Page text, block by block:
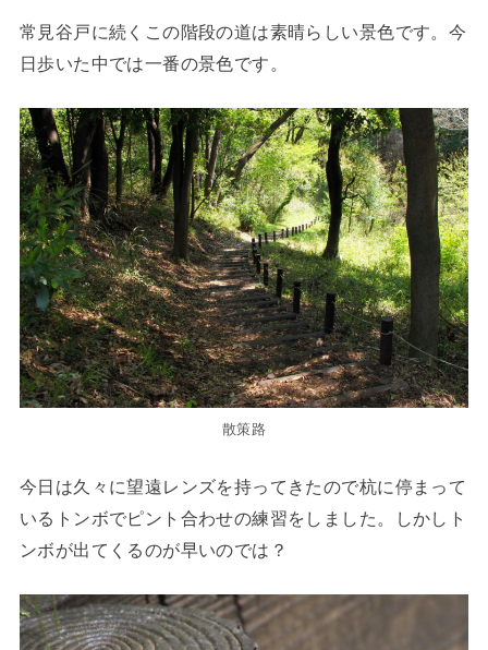
常見谷戸に続くこの階段の道は素晴らしい景色です。今
日歩いた中では一番の景色です。
散策路
今日は久々に望遠レンズを持ってきたので杭に停まって
いるトンボでピント合わせの練習をしました。しかしト
ンボが出てくるのが早いのでは？